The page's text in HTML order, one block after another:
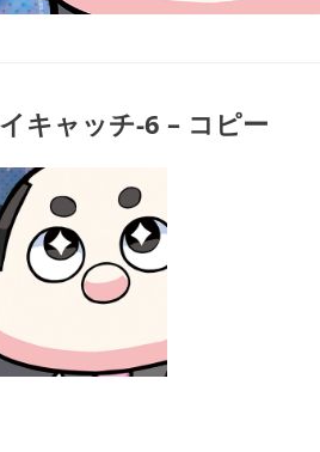
キャッチ-6 – コピー